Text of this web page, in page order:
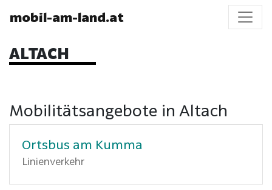
mobil-am-land.at
ALTACH
Mobilitätsangebote in Altach
Ortsbus am Kumma
Linienverkehr